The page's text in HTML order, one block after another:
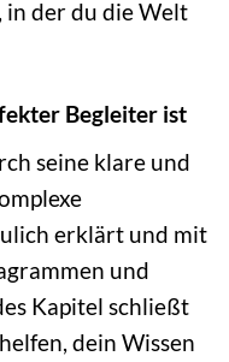
der du die Welt
Begleiter ist
seine klare und
erklärt und mit
und
Kapitel schließt
dein Wissen